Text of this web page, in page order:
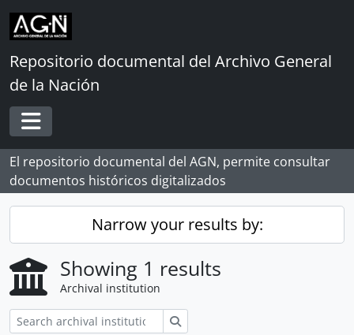
Skip to main content
Repositorio documental del Archivo General
de la Nación
Toggle navigation
El repositorio documental del AGN, permite consultar
documentos históricos digitalizados
Narrow your results by:
Showing 1 results
Archival institution